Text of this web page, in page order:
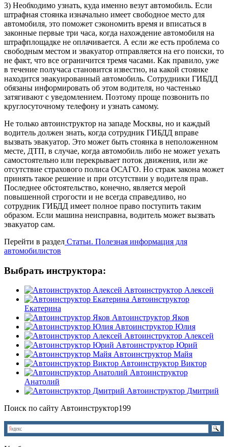
3) Необходимо узнать, куда именно везут автомобиль. Если
штрафная стоянка изначально имеет свободное место для
автомобиля, это поможет сэкономить время и вписаться в
законные первые три часа, когда нахождение автомобиля на
штрафплощадке не оплачивается. А если же есть проблема со
свободным местом и эвакуатор отправляется на его поиски, то
не факт, что все ограничится тремя часами. Как правило, уже
в течение получаса становится известно, на какой стоянке
находится эвакуированный автомобиль. Сотрудники ГИБДД
обязаны информировать об этом водителя, но частенько
затягивают с уведомлением. Поэтому проще позвонить по
круглосуточному телефону и узнать самому.
Не только автоинструктор на западе Москвы, но и каждый
водитель должен знать, когда сотрудник ГИБДД вправе
вызвать эвакуатор. Это может быть стоянка в неположенном
месте, ДТП, в случае, когда автомобиль либо не может уехать
самостоятельно или перекрывает поток движения, или же
отсутствие страхового полиса ОСАГО. Но страж закона может
принять такое решение и при отсутствии у водителя прав.
Последнее обстоятельство, конечно, является мерой
повышенной строгости и не всегда справедливо, но
сотрудник ГИБДД имеет полное право поступить таким
образом. Если машина неисправна, водитель может вызвать
эвакуатор сам.
Перейти в раздел Статьи. Полезная информация для
автомобилистов
Выбрать инструктора:
Автоинструктор Алексей
Автоинструктор
Екатерина
Автоинструктор Яков
Автоинструктор Юлия
Автоинструктор Алексей
Автоинструктор Юрий
Автоинструктор Майя
Автоинструктор Виктор
Автоинструктор
Анатолий
Автоинструктор Дмитрий
Поиск по сайту Автоинструктор199